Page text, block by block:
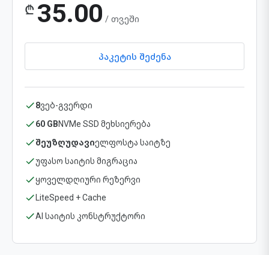
₾ 35.00 / თვეში
პაკეტის შეძენა
8ვებ-გვერდი
60 GBNVMe SSD მეხსიერება
შეუზღუდავიელფოსტა საიტზე
უფასო საიტის მიგრაცია
ყოველდღიური რეზერვი
LiteSpeed + Cache
AI საიტის კონსტრუქტორი